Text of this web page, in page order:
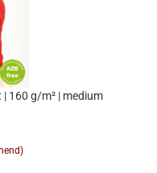
| 160 g/m² | medium